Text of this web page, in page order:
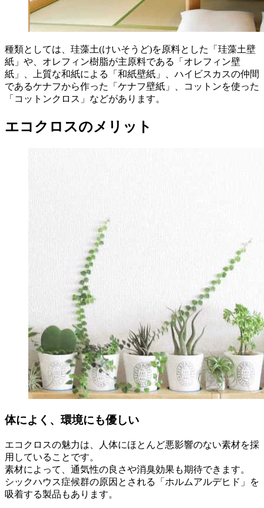
種類としては、珪藻土(けいそうど)を原料とした「珪藻土壁
紙」や、オレフィン樹脂が主原料である「オレフィン壁
紙」、上質な和紙による「和紙壁紙」、ハイビスカスの仲間
であるケナフから作った「ケナフ壁紙」、コットンを使った
「コットンクロス」などがあります。
エコクロスのメリット
体によく、環境にも優しい
エコクロスの魅力は、人体にほとんど悪影響のない素材を採
用していることです。
素材によって、通気性の良さや消臭効果も期待できます。
シックハウス症候群の原因とされる「ホルムアルデヒド」を
吸着する製品もあります。